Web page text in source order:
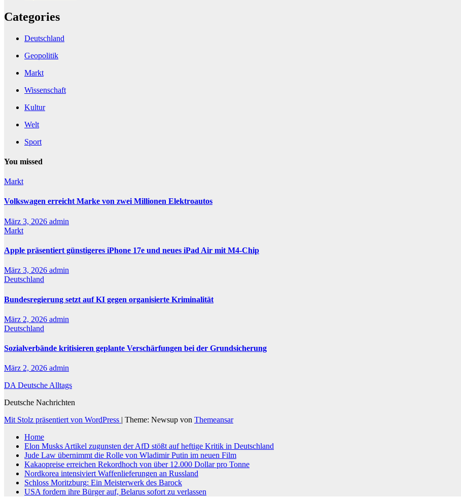
Categories
Deutschland
Geopolitik
Markt
Wissenschaft
Kultur
Welt
Sport
You missed
Markt
Volkswagen erreicht Marke von zwei Millionen Elektroautos
März 3, 2026 admin
Markt
Apple präsentiert günstigeres iPhone 17e und neues iPad Air mit M4-Chip
März 3, 2026 admin
Deutschland
Bundesregierung setzt auf KI gegen organisierte Kriminalität
März 2, 2026 admin
Deutschland
Sozialverbände kritisieren geplante Verschärfungen bei der Grundsicherung
März 2, 2026 admin
DA Deutsche Alltags
Deutsche Nachrichten
Mit Stolz präsentiert von WordPress | Theme: Newsup von Themeansar
Home
Elon Musks Artikel zugunsten der AfD stößt auf heftige Kritik in Deutschland
Jude Law übernimmt die Rolle von Wladimir Putin im neuen Film
Kakaopreise erreichen Rekordhoch von über 12.000 Dollar pro Tonne
Nordkorea intensiviert Waffenlieferungen an Russland
Schloss Moritzburg: Ein Meisterwerk des Barock
USA fordern ihre Bürger auf, Belarus sofort zu verlassen